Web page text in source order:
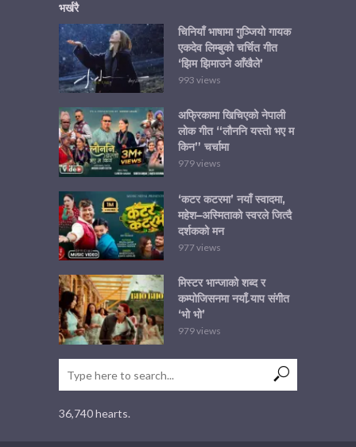
भर्खरै
चिनियाँ भाषामा गुञ्जियो गायक
एकदेव लिम्बुको चर्चित गीत
‘झिम झिमाउने आँखैले’
993 views
अफ्रिकामा खिचिएको नेपाली
लोक गीत “लौननि यस्तो भए म
किन” चर्चामा
979 views
‘कटर कटरमा’ नयाँ स्वादमा,
महेश–अस्मिताको स्वरले जित्दै
दर्शकको मन
977 views
मिस्टर भान्जाको शब्द र
कम्पोजिसनमा नयाँ र्‍याप संगीत
‘भो भो’
979 views
36,740 hearts.